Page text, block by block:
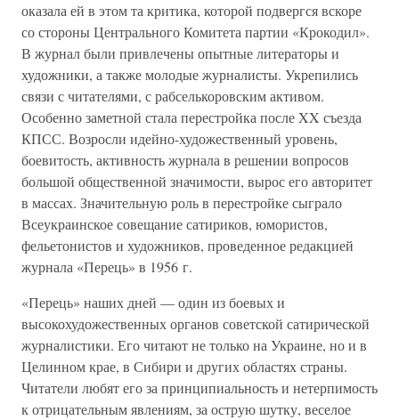
оказала ей в этом та критика, которой подвергся вскоре
со стороны Центрального Комитета партии «Крокодил».
В журнал были привлечены опытные литераторы и
художники, а также молодые журналисты. Укрепились
связи с читателями, с рабселькоровским активом.
Особенно заметной стала перестройка после XX съезда
КПСС. Возросли идейно-художественный уровень,
боевитость, активность журнала в решении вопросов
большой общественной значимости, вырос его авторитет
в массах. Значительную роль в перестройке сыграло
Всеукраинское совещание сатириков, юмористов,
фельетонистов и художников, проведенное редакцией
журнала «Перець» в 1956 г.
«Перець» наших дней — один из боевых и
высокохудожественных органов советской сатирической
журналистики. Его читают не только на Украине, но и в
Целинном крае, в Сибири и других областях страны.
Читатели любят его за принципиальность и нетерпимость
к отрицательным явлениям, за острую шутку, веселое